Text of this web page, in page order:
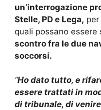
un’interrogazione
Stelle, PD e Lega,
quali possano essere
scontro fra le due
soccorsi.
“Ho dato tutto, e
essere trattati in
di tribunale, di